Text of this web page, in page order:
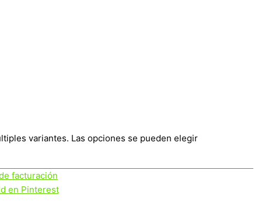
variantes. Las opciones se pueden elegir
facturación